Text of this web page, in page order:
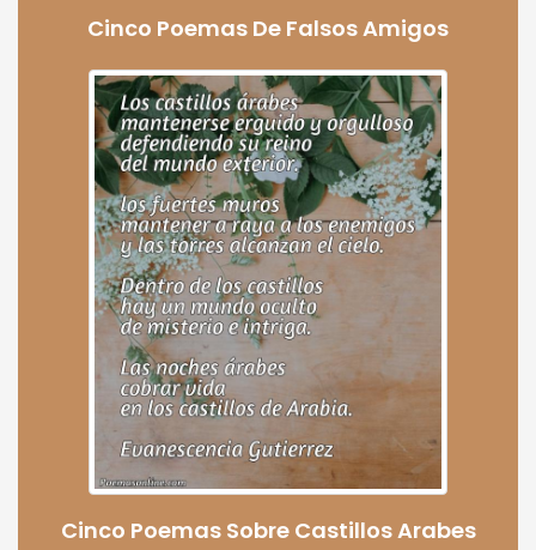
Cinco Poemas De Falsos Amigos
Cinco Poemas Sobre Castillos Arabes